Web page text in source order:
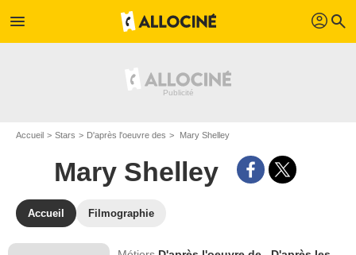
menu profil search
Accueil Stars D'après l'oeuvre des Mary Shelley
Mary Shelley
Accueil Filmographie